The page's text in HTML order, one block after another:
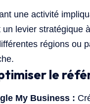
une activité
levier stratégique
régions ou
le
My Business :